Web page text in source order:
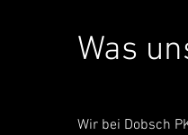
Was
Wir bei Dobsch